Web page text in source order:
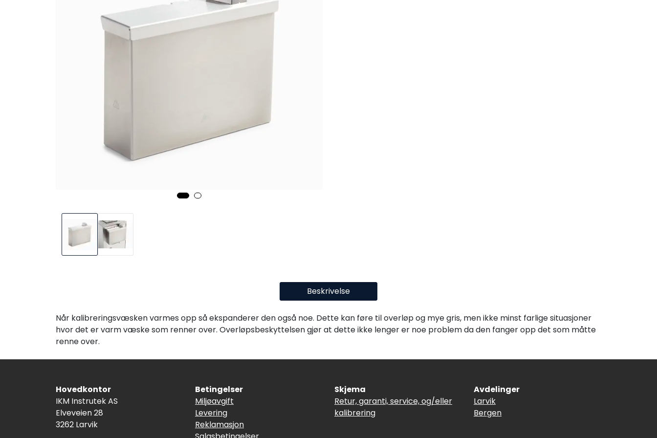
Beskrivelse
Når kalibreringsvæsken varmes opp så ekspanderer den også noe. Dette kan føre til overløp og mye gris, men ikke minst farlige situasjoner
hvor det er varm væske som renner over. Overløpsbeskyttelsen gjør at dette ikke lenger er noe problem da den fanger opp det som måtte
renne over.
Hovedkontor
IKM Instrutek AS
Elveveien 28
3262 Larvik
Betingelser
Miljøavgift
Levering
Reklamasjon
Skjema
Retur, garanti, service, og/eller
kalibrering
Avdelinger
Larvik
Bergen